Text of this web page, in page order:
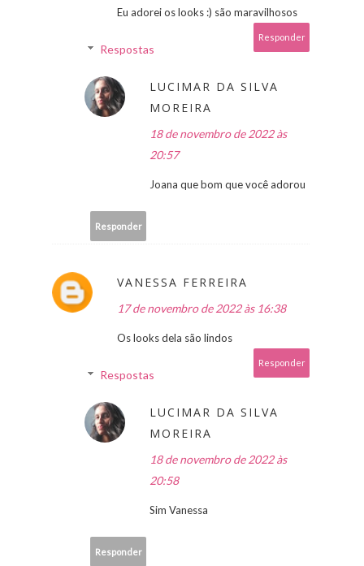
Eu adorei os looks :) são maravilhosos
Responder
Respostas
LUCIMAR DA SILVA
MOREIRA
18 de novembro de 2022 às
20:57
Joana que bom que você adorou
Responder
VANESSA FERREIRA
17 de novembro de 2022 às 16:38
Os looks dela são lindos
Responder
Respostas
LUCIMAR DA SILVA
MOREIRA
18 de novembro de 2022 às
20:58
Sim Vanessa
Responder